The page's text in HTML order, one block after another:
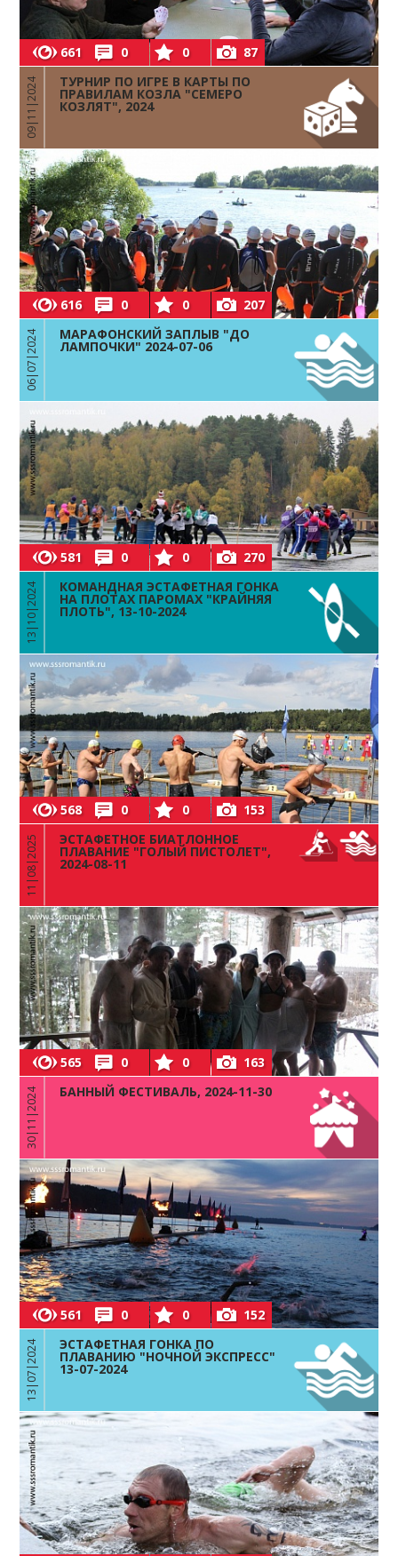
661 0 0 87
09|11|2024 ТУРНИР ПО ИГРЕ В КАРТЫ ПО
ПРАВИЛАМ КОЗЛА "СЕМЕРО
КОЗЛЯТ", 2024
616 0 0 207
06|07|2024 МАРАФОНСКИЙ ЗАПЛЫВ "ДО
ЛАМПОЧКИ" 2024-07-06
581 0 0 270
13|10|2024 КОМАНДНАЯ ЭСТАФЕТНАЯ ГОНКА
НА ПЛОТАХ ПАРОМАХ "КРАЙНЯЯ
ПЛОТЬ", 13-10-2024
568 0 0 153
11|08|2025 ЭСТАФЕТНОЕ БИАТЛОННОЕ
ПЛАВАНИЕ "ГОЛЫЙ ПИСТОЛЕТ",
2024-08-11
565 0 0 163
30|11|2024 БАННЫЙ ФЕСТИВАЛЬ, 2024-11-30
561 0 0 152
13|07|2024 ЭСТАФЕТНАЯ ГОНКА ПО
ПЛАВАНИЮ "НОЧНОЙ ЭКСПРЕСС"
13-07-2024